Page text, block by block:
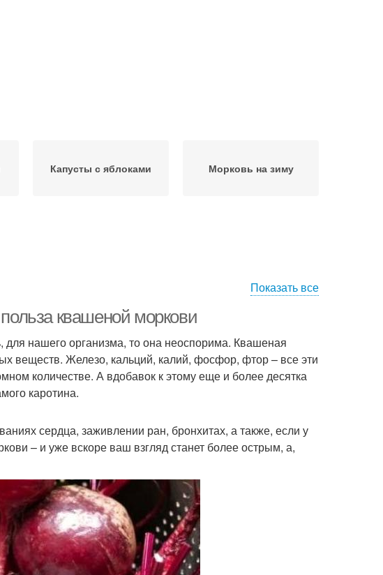
Капусты с яблоками Морковь на зиму
Показать все
квашеной моркови
для нашего организма, то она неоспорима. Квашеная
веществ. Железо, кальций, калий, фосфор, фтор – все эти
количестве. А вдобавок к этому еще и более десятка
каротина.
сердца, заживлении ран, бронхитах, а также, если у
– и уже вскоре ваш взгляд станет более острым, а,